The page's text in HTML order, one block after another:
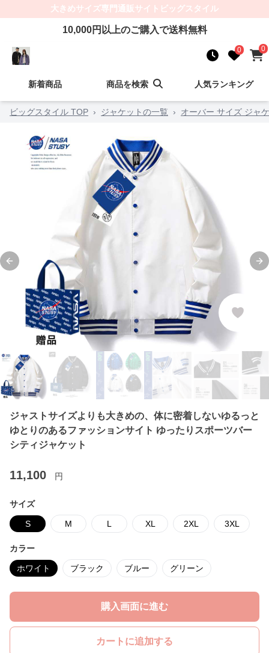
大きめサイズ専門通販サイト ビッグスタイル
10,000円以上のご購入で送料無料
0 0
新着商品 商品を検索 人気ランキング
ビッグスタイル TOP › ジャケットの一覧 › オーバー サイズ ジャ
Previous slide
ジャストサイズよりも大きめの、体に密着しないゆるっと
ゆとりのあるファッションサイト ゆったりスポーツバー
シティジャケット
11,100 円
サイズ
S M L XL 2XL 3XL
カラー
ホワイト ブラック ブルー グリーン
購入画面に進む
カートに追加する